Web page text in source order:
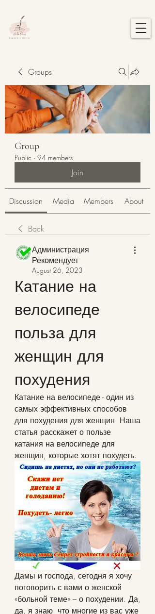
Groups
Group
Public · 94 members
Join
Discussion Media Members About
Back
Администрация
Рекомендует
August 26, 2023
Катание на
велосипеде
польза для
женщин для
похудения
Катание на велосипеде - один из
самых эффективных способов
для похудения для женщин. Наша
статья расскажет о пользе
катания на велосипеде для
женщин, которые хотят похудеть.
Дамы и господа, сегодня я хочу
поговорить с вами о женской
«больной теме» – о похудении. Да,
да, я знаю, что многие из вас уже